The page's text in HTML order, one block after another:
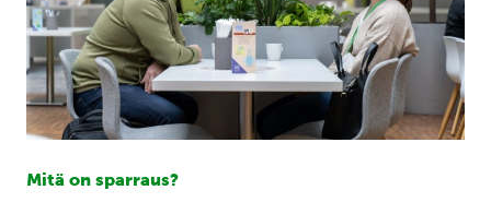
Mitä on sparraus?